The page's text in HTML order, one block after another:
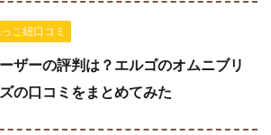
こ紐口コミ
ザーの評判は？エルゴのオムニブリ
の口コミをまとめてみた